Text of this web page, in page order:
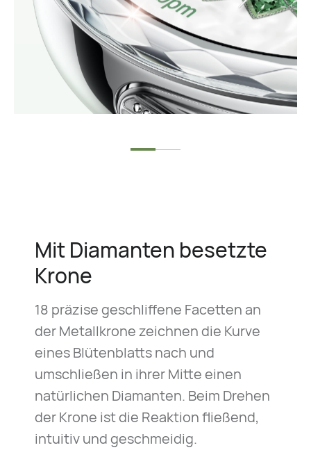
Mit Diamanten besetzte
Krone
18 präzise geschliffene Facetten an
der Metallkrone zeichnen die Kurve
eines Blütenblatts nach und
umschließen in ihrer Mitte einen
natürlichen Diamanten. Beim Drehen
der Krone ist die Reaktion fließend,
intuitiv und geschmeidig.